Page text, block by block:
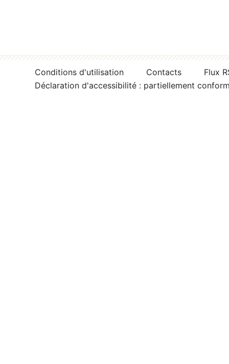
Conditions d'utilisation Contacts
Flux
Déclaration d'accessibilité : partiellement